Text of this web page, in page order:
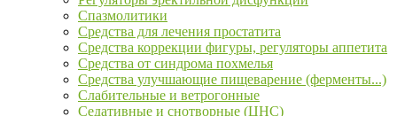
Спазмолитики
Средства для лечения простатита
Средства коррекции фигуры, регуляторы аппетита
Средства от синдрома похмелья
Средства улучшающие пищеварение (ферменты...)
Слабительные и ветрогонные
Седативные и снотворные (ЦНС)